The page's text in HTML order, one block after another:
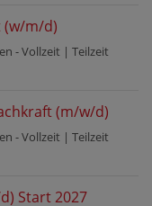
(w/m/d)
-Vollzeit | Teilzeit
(m/w/d)
-Vollzeit | Teilzeit
Start 2027